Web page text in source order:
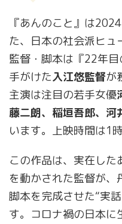
『あんのこと』は
た、日本の社会派ヒュ
監督・脚本は『22年
手がけた入江悠監督が
主演は注目の若手女優
藤二朗、稲垣吾郎、河
います。上映時間は1
この作品は、実在し
を動かされた監督が
脚本を完成させた“実
す。コロナ禍の日本に